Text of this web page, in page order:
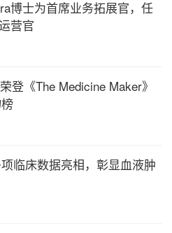
）是一项开放性、单
TKI治疗后耐药或不耐受
、尼洛替尼及达沙替尼
中国患者中的疗效和安
日，共入组非T315I 突变的
博士为首席业务拓展官，任
营官
登《The Medicine Maker》
项临床数据亮相，彰显血液肿